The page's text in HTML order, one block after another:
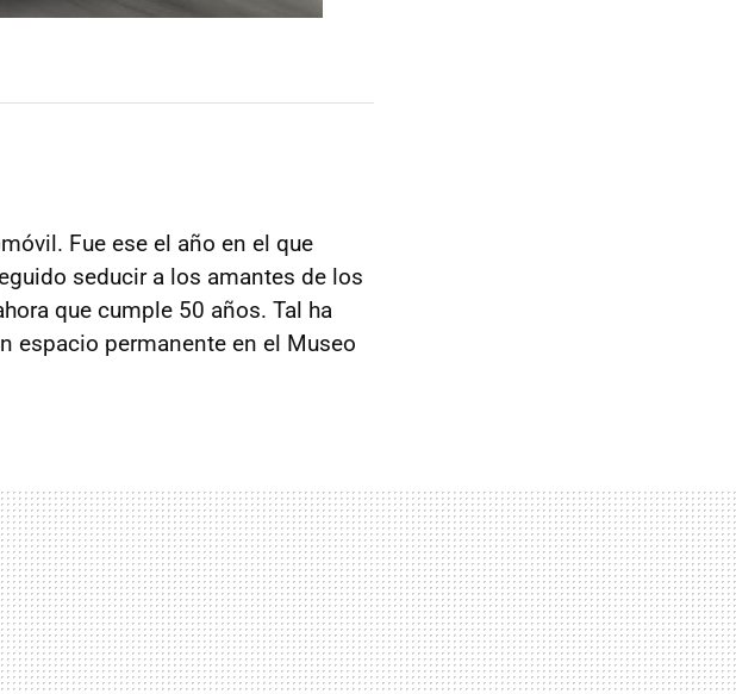
Fue ese el año en el que
seducir a los amantes de los
que cumple 50 años. Tal ha
espacio permanente en el Museo